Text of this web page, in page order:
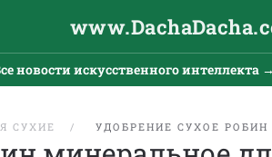
новости искусственного интеллекта →
СУХИЕ УДОБРЕНИЕ СУХОЕ